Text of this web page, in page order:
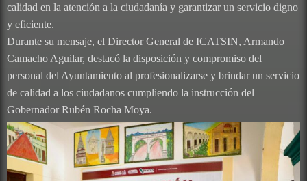
calidad en la atención a la ciudadanía y garantizar un servicio digno
y eficiente.
Durante su mensaje, el Director General de ICATSIN, Armando
Camacho Aguilar, destacó la disposición y compromiso del
personal del Ayuntamiento al profesionalizarse y brindar un servicio
de calidad a los ciudadanos cumpliendo la instrucción del
Gobernador Rubén Rocha Moya.